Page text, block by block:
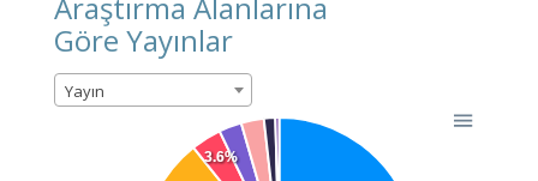
Göre Yayınlar
Yayın
3.6%